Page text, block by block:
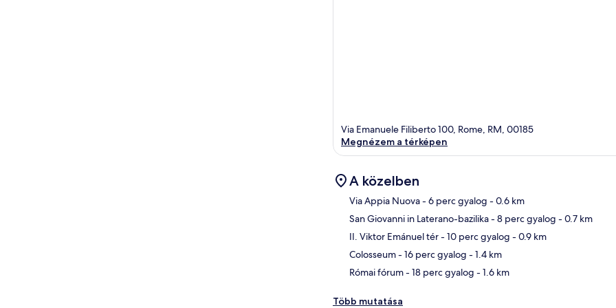
Via Emanuele Filiberto 100, Rome, RM, 00185
Megnézem a térképen
A közelben
Via Appia Nuova- 6 perc gyalog - 0.6 km
San Giovanni in Laterano-bazilika- 8 perc gyalog - 0.7 km
II. Viktor Emánuel tér- 10 perc gyalog - 0.9 km
Colosseum- 16 perc gyalog - 1.4 km
Római fórum- 18 perc gyalog - 1.6 km
Több mutatása